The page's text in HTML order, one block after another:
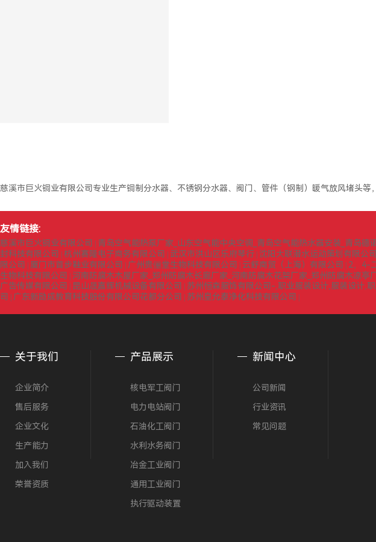
慈溪市巨火铜业有限公司专业生产铜制分水器、不锈钢分水器、阀门、管件（钢制）暖气放风堵头
友情链接:
慈溪市巨火铜业有限公司 青岛空气能热泵厂家_山东空气能中央空调_青岛空气能热水器安装_青岛德
封科技有限公司
杭州赛隆电子商务有限公司 武汉市洪山区乐府琴行 沈阳大联潜水运动策划有限公
限公司
厦门市首步鞋业有限公司 广州贵俪堂生物科技有限公司 云舒商贸（上海）有限公司
2，4-
生物科技有限公司
河南防腐木木屋厂家_郑州防腐木长廊厂家_河南防腐木花架厂家_郑州防腐木凉亭
广告传媒有限公司
昆山晟嘉辉机械设备有限公司 苏州恒森服饰有限公司-,职业服装设计,服装设计,
司 广东新励成教育科技股份有限公司花都分公司 苏州皇允泰净化科技有限公司
关于我们
企业简介
售后服务
企业文化
生产能力
加入我们
荣誉资质
产品展示
核电军工阀门
电力电站阀门
石油化工阀门
水利水务阀门
冶金工业阀门
通用工业阀门
执行驱动装置
新闻中心
公司新闻
行业资讯
常见问题